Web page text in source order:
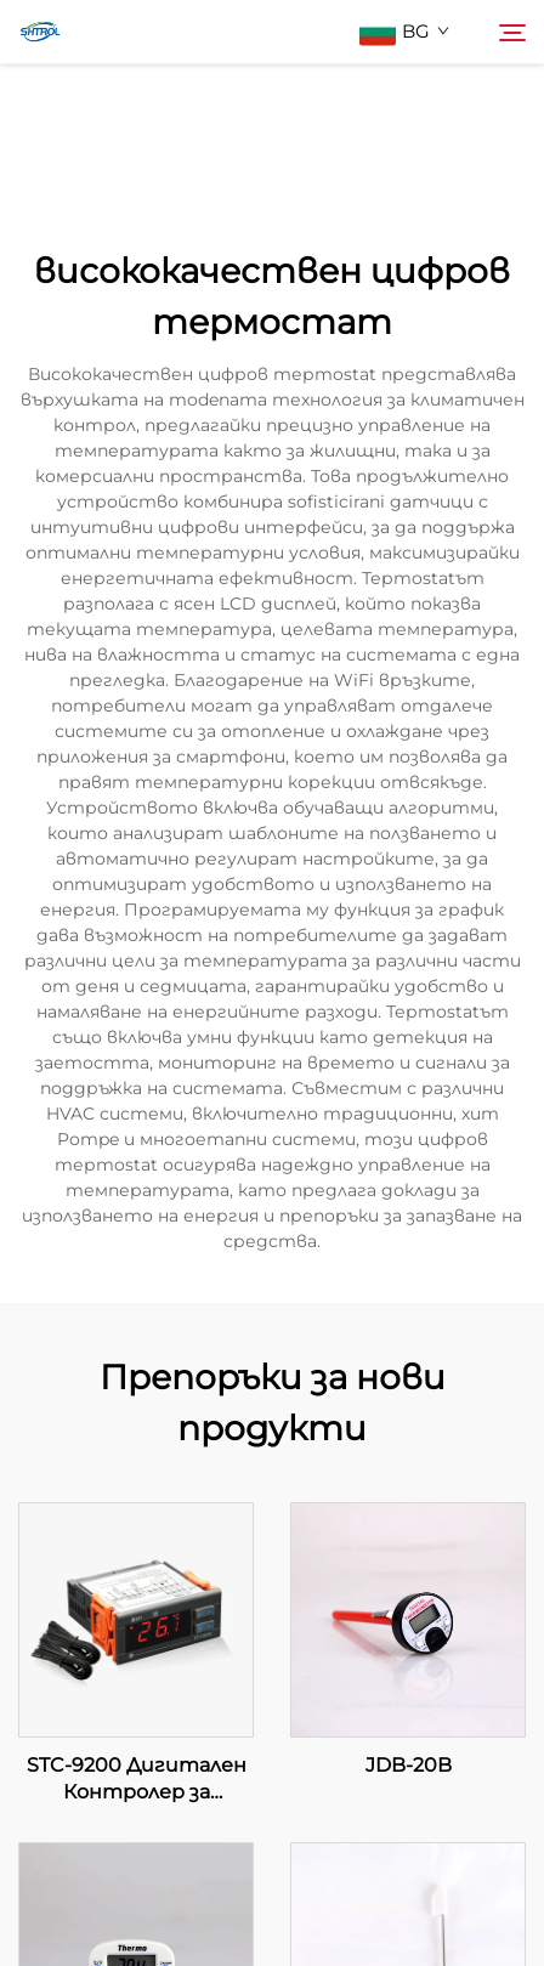
BG
висококачествен цифров
термостат
Висококачествен цифров терmostat представлява
върхушката на modenата технология за климатичен
контрол, предлагайки прецизно управление на
температурата както за жилищни, така и за
комерсиални пространства. Това продължително
устройство комбинира sofisticirani датчици с
интуитивни цифрови интерфейси, за да поддържа
оптимални температурни условия, максимизирайки
енергетичната ефективност. Терmostatът
разполага с ясен LCD дисплей, който показва
текущата температура, целевата температура,
нива на влажността и статус на системата с една
прегледка. Благодарение на WiFi връзките,
потребители могат да управляват отдалече
системите си за отопление и охлаждане чрез
приложения за смартфони, което им позволява да
правят температурни корекции отвсякъде.
Устройството включва обучаващи алгоритми,
които анализират шаблоните на ползването и
автоматично регулират настройките, за да
оптимизират удобството и използването на
енергия. Програмируемата му функция за график
дава възможност на потребителите да задават
различни цели за температурата за различни части
от деня и седмицата, гарантирайки удобство и
намаляване на енергийните разходи. Терmostatът
също включва умни функции като детекция на
заетостта, мониторинг на времето и сигнали за
поддръжка на системата. Съвместим с различни
HVAC системи, включително традиционни, хит
Pompe и многоетапни системи, този цифров
терmostat осигурява надеждно управление на
температурата, като предлага доклади за
използването на енергия и препоръки за запазване на
средства.
Препоръки за нови
продукти
STC-9200 Дигитален
Контролер за
Напреден,
Индустриални и
JDB-20B